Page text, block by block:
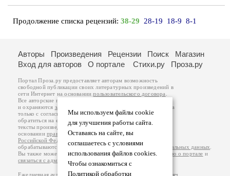
Продолжение списка рецензий: 38-29 28-19 18-9 8-1
Мы используем файлы cookie
для улучшения работы сайта.
Оставаясь на сайте, вы
соглашаетесь с условиями
использования файлов cookies.
Чтобы ознакомиться с
Политикой обработки
Авторы Произведения Рецензии Поиск
Магазин
Вход для авторов
О портале Стихи.ру Проза.ру
Портал Проза.ру предоставляет авторам возможность
свободной публикации своих литературных произведений в
сети Интернет на основаниипользовательского договора
Все авторские права на произведения принадлежат авторам
и охраняются законом
. Перепечатка произведений возможна
только с согласия его автора, к которому вы можете
обратиться на его авторской странице. Ответственность за
тексты произведений авторы несут самостоятельно на
основанииправил публикацииизаконодательства
Российской Федерации
обрабатываются на основанииПолитики обработки персональных данных
Вы также можете посмотреть более подробнуюинформацию о портале и
связаться с администрацией
Ежедневная аудитория портала Проза.ру – порядка 100 тысяч